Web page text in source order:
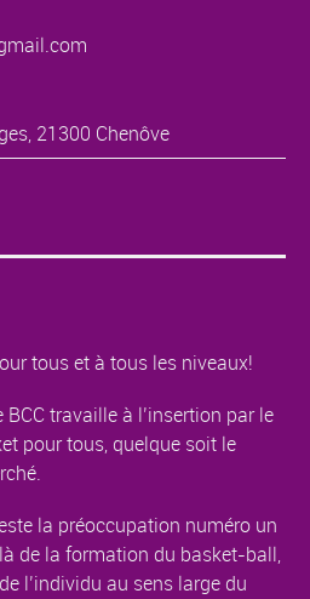
21300 Chenôve
tous et à tous les niveaux!
travaille à l’insertion par le
pour tous, quelque soit le
la préoccupation numéro un
de la formation du basket-ball,
l’individu au sens large du